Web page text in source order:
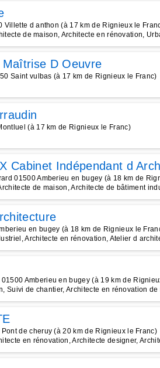
Villette d anthon (à 17 km de Rignieux le
de maison, Architecte en rénovation,
D Oeuvre
Saint vulbas (à 17 km de Rignieux le Franc)
(à 17 km de Rignieux le Franc)
Cabinet Indépendant d
01500 Amberieu en bugey (à 18 km de
de maison, Architecte de bâtiment
en bugey (à 18 km de Rignieux le
Architecte en rénovation, Atelier d
Amberieu en bugey (à 19 km de
Suivi de chantier, Architecte en rénovation
de cheruy (à 20 km de Rignieux le Franc)
en rénovation, Architecte designer,